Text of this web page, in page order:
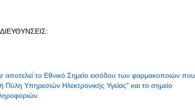
το Εθνικό Σημείο εισόδου των φαρμακοποιών που
Υπηρεσιών Ηλεκτρονικής Υγείας" και το σημείο